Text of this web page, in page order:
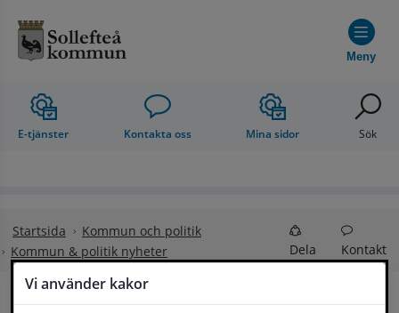
Vi använder kakor
Meny
E-tjänster Kontakta oss Mina sidor Sök
Startsida
Kommun och politik
Kommun & politik nyheter
Dela Kontakt